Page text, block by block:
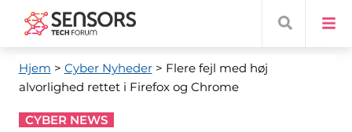
Hjem > Cyber ​​Nyheder> Flere fejl med høj
alvorlighed rettet i Firefox og Chrome
CYBER NEWS